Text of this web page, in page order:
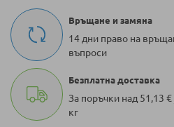
Връщане и замяна
14 дни право на
въпроси
Безплатна доставка
За поръчки над 51,13
кг